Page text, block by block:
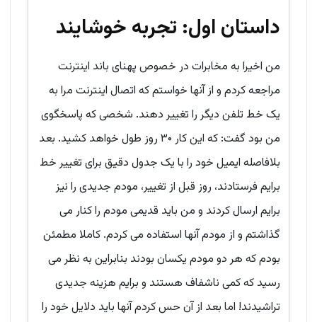
داستان اول: تجربه خوشایند
من اخیرا به مخابرات در خصوص پهنای باند اینترنت
مراجعه کردم و از آنها خواستم که اتصال اینترنت مرا به
یک خط تلفن دیگر را تغییر دهند. شخصی که پاسخگوی
من بود گفت: که این کار ۳۰ روز طول خواهد کشید. بعد
بلافاصله ایمیل خود را با یک جدول دقیق برای تغییر خط
برایم فرستادند، روز قبل از تغییر، مودم جدیدی را نیز
برایم ارسال کردند و من باید قدیمی مودم را کنار می
گذاشتم و از مودم آنها استفاده می کردم. کاملا مطمئن
بودم که هر دو مودم یکسان بودند بنابراین به نظر می
رسید که کمی ناشفاف هستند و برایم هزینه جدیدی
تراشیدند! اما بعد از آن حس کردم آنها باید دلایل خود را